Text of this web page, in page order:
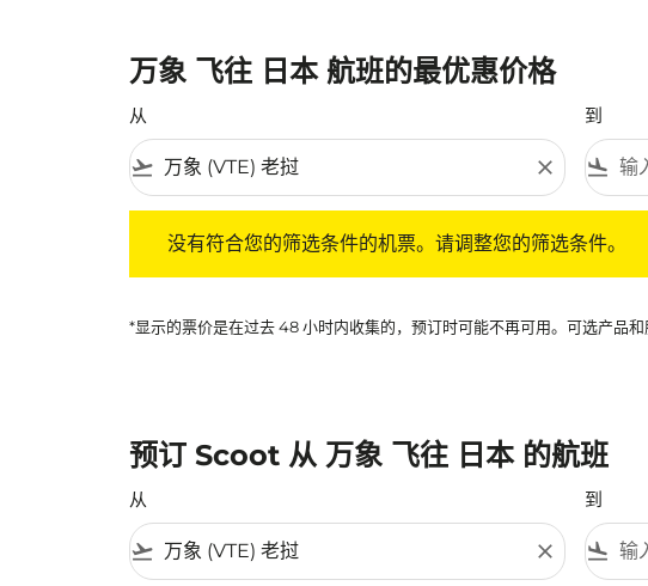
万象 飞往 日本 航班的最优惠价格
从
flight_takeoff close
到
flight_land
没有符合您的筛选条件的机票。请调整您的筛选条件。
*显示的票价是在过去 48 小时内收集的，预订时可能不再可用。可选产品和
预订 Scoot 从 万象 飞往 日本 的航班
从
flight_takeoff close
到
flight_land